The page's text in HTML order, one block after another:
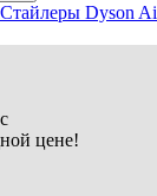
Стайлеры Dyson
цене!